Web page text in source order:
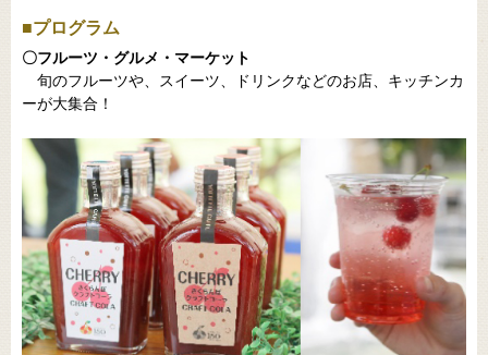
■プログラム
〇フルーツ・グルメ・マーケット
旬のフルーツや、スイーツ、ドリンクなどのお店、キッチンカ
ーが大集合！